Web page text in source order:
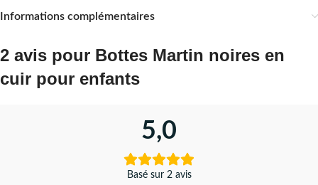
Informations complémentaires
2 avis pour Bottes Martin noires en
cuir pour enfants
5,0
Basé sur 2 avis